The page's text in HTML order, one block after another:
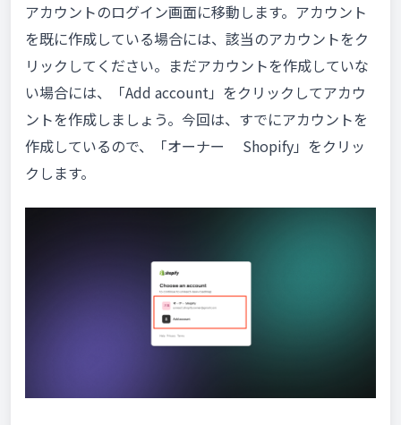
アカウントのログイン画面に移動します。アカウント
を既に作成している場合には、該当のアカウントをク
リックしてください。まだアカウントを作成していな
い場合には、「Add account」をクリックしてアカウ
ントを作成しましょう。今回は、すでにアカウントを
作成しているので、「オーナー Shopify」をクリッ
クします。